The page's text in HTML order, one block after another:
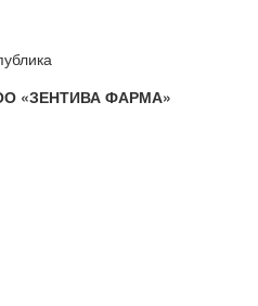
«ЗЕНТИВА ФАРМА»